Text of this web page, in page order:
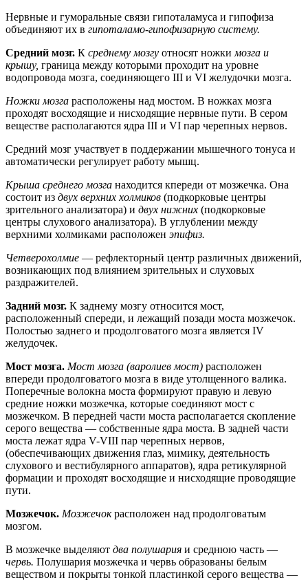
Нервные и гуморальные связи гипоталамуса и гипофиза
объединяют их в гипоталамо-гипофизарную систему.
Средний мозг. К среднему мозгу относят ножки мозга и
крышу, граница между которыми проходит на уровне
водопровода мозга, соединяющего III и VI желудочки мозга.
Ножки мозга расположены над мостом. В ножках мозга
проходят восходящие и нисходящие нервные пути. В сером
веществе располагаются ядра III и VI пар черепных нервов.
Средний мозг участвует в поддержании мышечного тонуса и
автоматически регулирует работу мышц.
Крыша среднего мозга находится кпереди от мозжечка. Она
состоит из двух верхних холмиков (подкорковые центры
зрительного анализатора) и двух нижних (подкорковые
центры слухового анализатора). В углублении между
верхними холмиками расположен эпифиз.
Четверохолмие — рефлекторный центр различных движений,
возникающих под влиянием зрительных и слуховых
раздражителей.
Задний мозг. К заднему мозгу относится мост,
расположенный спереди, и лежащий позади моста мозжечок.
Полостью заднего и продолговатого мозга является IV
желудочек.
Мост мозга. Мост мозга (варолиев мост) расположен
впереди продолговатого мозга в виде утолщенного валика.
Поперечные волокна моста формируют правую и левую
средние ножки мозжечка, которые соединяют мост с
мозжечком. В передней части моста располагается скопление
серого вещества — собственные ядра моста. В задней части
моста лежат ядра V-VIII пар черепных нервов,
(обеспечивающих движения глаз, мимику, деятельность
слухового и вестибулярного аппаратов), ядра ретикулярной
формации и проходят восходящие и нисходящие проводящие
пути.
Мозжечок. Мозжечокрасположен над продолговатым
мозгом.
В мозжечке выделяют два полушария и среднюю часть —
червь. Полушария мозжечка и червь образованы белым
веществом и покрыты тонкой пластинкой серого вещества —